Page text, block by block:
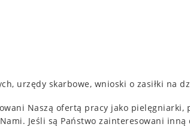
urzędy skarbowe, wnioski o zasiłki na
Naszą ofertą pracy jako pielęgniarki,
Jeśli są Państwo zainteresowani